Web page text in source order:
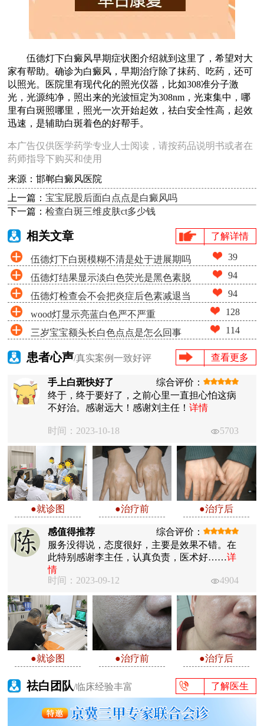
伍德灯下白癜风早期症状图介绍就到这里了，希望对大
家有帮助。确诊为白癜风，早期治疗除了抹药、吃药，还可
以照光。医院里有现代化的照光仪器，比如308准分子激
光，光源纯净，照出来的光波恒定为308nm，光束集中，哪
里有白斑照哪里，照光一次开始起效，祛白安全性高，起效
迅速，是辅助白斑着色的好帮手。
本广告仅供医学药学专业人士阅读，请按药品说明书或者在
药师指导下购买和使用
来源：邯郸白癜风医院
上一篇：宝宝屁股后面白点点是白癜风吗
下一篇：检查白斑三维皮肤ct多少钱
相关文章 了解详情
伍德灯下白斑模糊不清是处于进展期吗 39
伍德灯结果显示淡白色荧光是黑色素脱
失很少吗
94
伍德灯检查会不会把炎症后色素减退当
成白癜风
94
wood灯显示亮蓝白色严不严重 128
三岁宝宝额头长白色点点是怎么回事 114
患者心声/真实案例一致好评 查看更多
手上白斑快好了
综合评价：
终于，终于要好了，之前心里一直担心怕这病
不好治。感谢远大！感谢刘主任！详情
时间：2023-10-18 5703
●就诊图 ●治疗前 ●治疗后
感值得推荐
综合评价：
服务没得说，态度很好，主要是效果不错。在
此特别感谢李主任，认真负责，医术好……详
情
时间：2023-09-12
4904
●就诊图 ●治疗前 ●治疗后
祛白团队/临床经验丰富 了解医生